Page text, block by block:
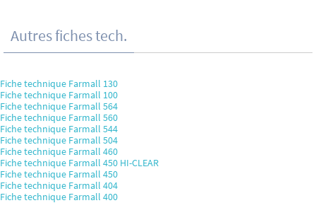
Autres fiches tech.
Fiche technique Farmall 130
Fiche technique Farmall 100
Fiche technique Farmall 564
Fiche technique Farmall 560
Fiche technique Farmall 544
Fiche technique Farmall 504
Fiche technique Farmall 460
Fiche technique Farmall 450 HI-CLEAR
Fiche technique Farmall 450
Fiche technique Farmall 404
Fiche technique Farmall 400